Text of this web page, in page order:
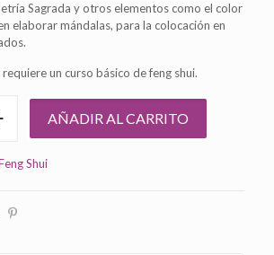
Sagrada y otros elementos como el color
elaborar mándalas, para la colocación en
un curso básico de feng shui.
AÑADIR AL CARRITO
Shui